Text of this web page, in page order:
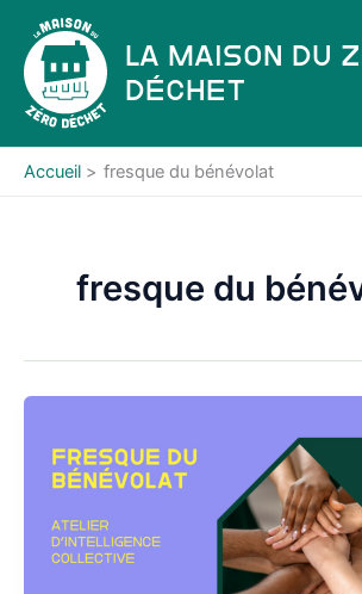
contenu
La Maison du
Déchet
Accueil fresque du bénévolat
fresque du